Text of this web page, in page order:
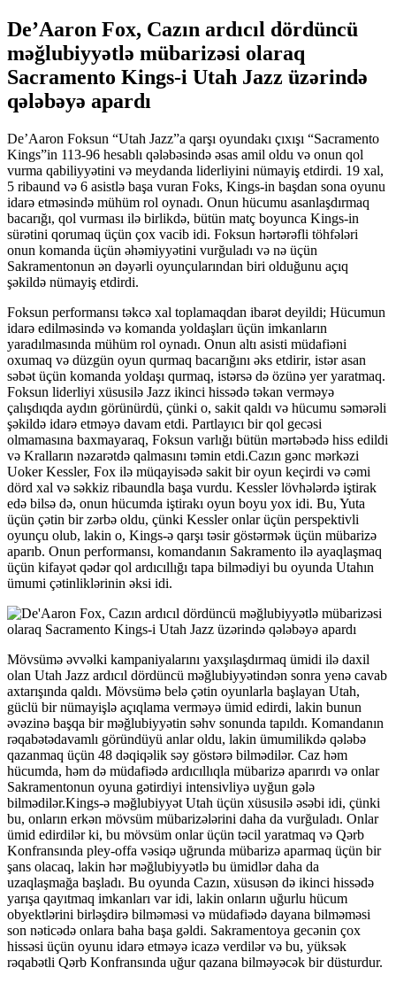
De’Aaron Fox, Cazın ardıcıl dördüncü
məğlubiyyətlə mübarizəsi olaraq
Sacramento Kings-i Utah Jazz üzərində
qələbəyə apardı
De’Aaron Foksun “Utah Jazz”a qarşı oyundakı çıxışı “Sacramento
Kings”in 113-96 hesablı qələbəsində əsas amil oldu və onun qol
vurma qabiliyyətini və meydanda liderliyini nümayiş etdirdi. 19 xal,
5 ribaund və 6 asistlə başa vuran Foks, Kings-in başdan sona oyunu
idarə etməsində mühüm rol oynadı. Onun hücumu asanlaşdırmaq
bacarığı, qol vurması ilə birlikdə, bütün matç boyunca Kings-in
sürətini qorumaq üçün çox vacib idi. Foksun hərtərəfli töhfələri
onun komanda üçün əhəmiyyətini vurğuladı və nə üçün
Sakramentonun ən dəyərli oyunçularından biri olduğunu açıq
şəkildə nümayiş etdirdi.
Foksun performansı təkcə xal toplamaqdan ibarət deyildi; Hücumun
idarə edilməsində və komanda yoldaşları üçün imkanların
yaradılmasında mühüm rol oynadı. Onun altı asisti müdafiəni
oxumaq və düzgün oyun qurmaq bacarığını əks etdirir, istər asan
səbət üçün komanda yoldaşı qurmaq, istərsə də özünə yer yaratmaq.
Foksun liderliyi xüsusilə Jazz ikinci hissədə təkan verməyə
çalışdıqda aydın görünürdü, çünki o, sakit qaldı və hücumu səmərəli
şəkildə idarə etməyə davam etdi. Partlayıcı bir qol gecəsi
olmamasına baxmayaraq, Foksun varlığı bütün mərtəbədə hiss edildi
və Kralların nəzarətdə qalmasını təmin etdi.Cazın gənc mərkəzi
Uoker Kessler, Fox ilə müqayisədə sakit bir oyun keçirdi və cəmi
dörd xal və səkkiz ribaundla başa vurdu. Kessler lövhələrdə iştirak
edə bilsə də, onun hücumda iştirakı oyun boyu yox idi. Bu, Yuta
üçün çətin bir zərbə oldu, çünki Kessler onlar üçün perspektivli
oyunçu olub, lakin o, Kings-ə qarşı təsir göstərmək üçün mübarizə
aparıb. Onun performansı, komandanın Sakramento ilə ayaqlaşmaq
üçün kifayət qədər qol ardıcıllığı tapa bilmədiyi bu oyunda Utahın
ümumi çətinliklərinin əksi idi.
Mövsümə əvvəlki kampaniyalarını yaxşılaşdırmaq ümidi ilə daxil
olan Utah Jazz ardıcıl dördüncü məğlubiyyətindən sonra yenə cavab
axtarışında qaldı. Mövsümə belə çətin oyunlarla başlayan Utah,
güclü bir nümayişlə açıqlama verməyə ümid edirdi, lakin bunun
əvəzinə başqa bir məğlubiyyətin səhv sonunda tapıldı. Komandanın
rəqabətədavamlı göründüyü anlar oldu, lakin ümumilikdə qələbə
qazanmaq üçün 48 dəqiqəlik səy göstərə bilmədilər. Caz həm
hücumda, həm də müdafiədə ardıcıllıqla mübarizə aparırdı və onlar
Sakramentonun oyuna gətirdiyi intensivliyə uyğun gələ
bilmədilər.Kings-ə məğlubiyyət Utah üçün xüsusilə əsəbi idi, çünki
bu, onların erkən mövsüm mübarizələrini daha da vurğuladı. Onlar
ümid edirdilər ki, bu mövsüm onlar üçün təcil yaratmaq və Qərb
Konfransında pley-offa vəsiqə uğrunda mübarizə aparmaq üçün bir
şans olacaq, lakin hər məğlubiyyətlə bu ümidlər daha da
uzaqlaşmağa başladı. Bu oyunda Cazın, xüsusən də ikinci hissədə
yarışa qayıtmaq imkanları var idi, lakin onların uğurlu hücum
obyektlərini birləşdirə bilməməsi və müdafiədə dayana bilməməsi
son nəticədə onlara baha başa gəldi. Sakramentoya gecənin çox
hissəsi üçün oyunu idarə etməyə icazə verdilər və bu, yüksək
rəqabətli Qərb Konfransında uğur qazana bilməyəcək bir düsturdur.